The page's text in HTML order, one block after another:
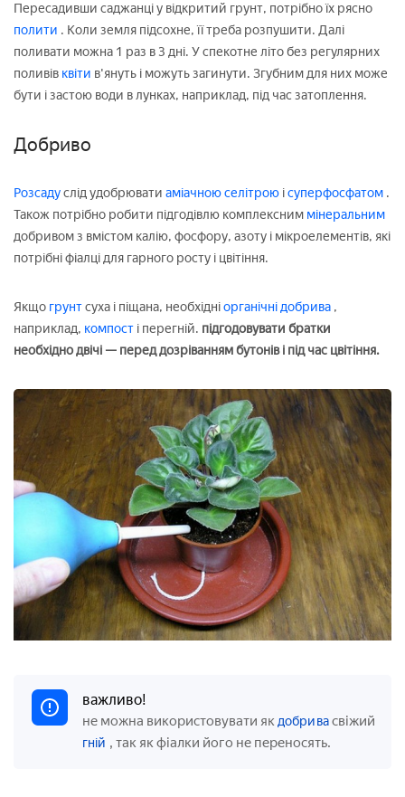
Пересадивши саджанці у відкритий грунт, потрібно їх рясно
полити . Коли земля підсохне, її треба розпушити. Далі
поливати можна 1 раз в 3 дні. У спекотне літо без регулярних
поливів квіти в'януть і можуть загинути. Згубним для них може
бути і застою води в лунках, наприклад, під час затоплення.
Добриво
Розсадуслід удобрювати аміачною селітрою ісуперфосфатом .
Також потрібно робити підгодівлю комплексним мінеральним
добривом з вмістом калію, фосфору, азоту і мікроелементів, які
потрібні фіалці для гарного росту і цвітіння.
Якщо грунтсуха і піщана, необхідніорганічні добрива ,
наприклад, компост і перегній. підгодовувати братки
необхідно двічі — перед дозріванням бутонів і під час цвітіння.
важливо!
не можна використовувати як добривасвіжий
гній , так як фіалки його не переносять.